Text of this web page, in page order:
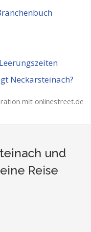
Neckarsteinach?
mit onlinestreet.de
und
Reise